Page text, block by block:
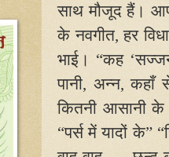
साथ मौजूद हैं।
के नवगीत, हर
भाई। “कह
पानी, अन्न,कहाँ
कितनी आसानी के
“पर्स में यादों के”